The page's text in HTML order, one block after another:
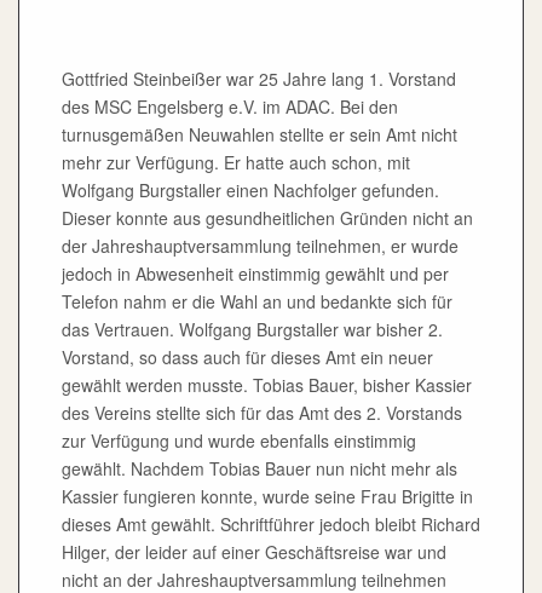
Gottfried Steinbeißer war 25 Jahre lang 1. Vorstand
des MSC Engelsberg e.V. im ADAC. Bei den
turnusgemäßen Neuwahlen stellte er sein Amt nicht
mehr zur Verfügung. Er hatte auch schon, mit
Wolfgang Burgstaller einen Nachfolger gefunden.
Dieser konnte aus gesundheitlichen Gründen nicht an
der Jahreshauptversammlung teilnehmen, er wurde
jedoch in Abwesenheit einstimmig gewählt und per
Telefon nahm er die Wahl an und bedankte sich für
das Vertrauen. Wolfgang Burgstaller war bisher 2.
Vorstand, so dass auch für dieses Amt ein neuer
gewählt werden musste. Tobias Bauer, bisher Kassier
des Vereins stellte sich für das Amt des 2. Vorstands
zur Verfügung und wurde ebenfalls einstimmig
gewählt. Nachdem Tobias Bauer nun nicht mehr als
Kassier fungieren konnte, wurde seine Frau Brigitte in
dieses Amt gewählt. Schriftführer jedoch bleibt Richard
Hilger, der leider auf einer Geschäftsreise war und
nicht an der Jahreshauptversammlung teilnehmen